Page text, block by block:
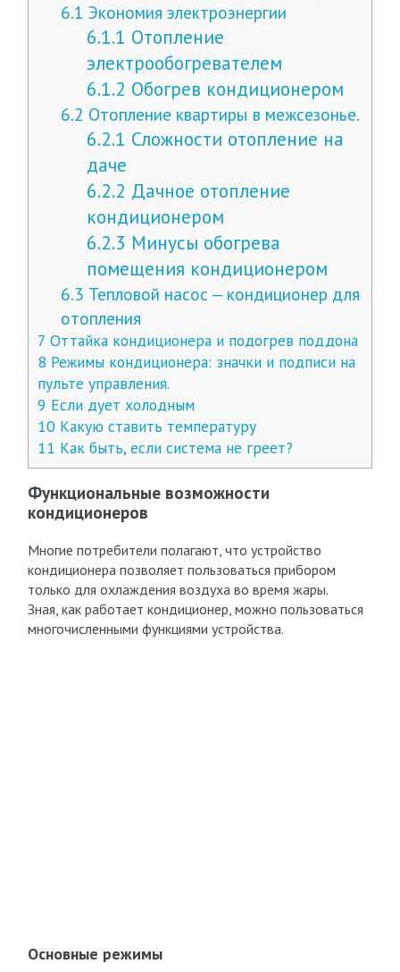
6.1 Экономия электроэнергии
6.1.1 Отопление
электрообогревателем
6.1.2 Обогрев кондиционером
6.2 Отопление квартиры в межсезонье.
6.2.1 Сложности отопление на
даче
6.2.2 Дачное отопление
кондиционером
6.2.3 Минусы обогрева
помещения кондиционером
6.3 Тепловой насос — кондиционер для
отопления
7 Оттайка кондиционера и подогрев поддона
8 Режимы кондиционера: значки и подписи на
пульте управления.
9 Если дует холодным
10Какую ставить температуру
11 Как быть, если система не греет?
Функциональные возможности
кондиционеров
Многие потребители полагают, что устройство
кондиционера позволяет пользоваться прибором
только для охлаждения воздуха во время жары.
Зная, как работает кондиционер, можно пользоваться
многочисленными функциями устройства.
Основные режимы